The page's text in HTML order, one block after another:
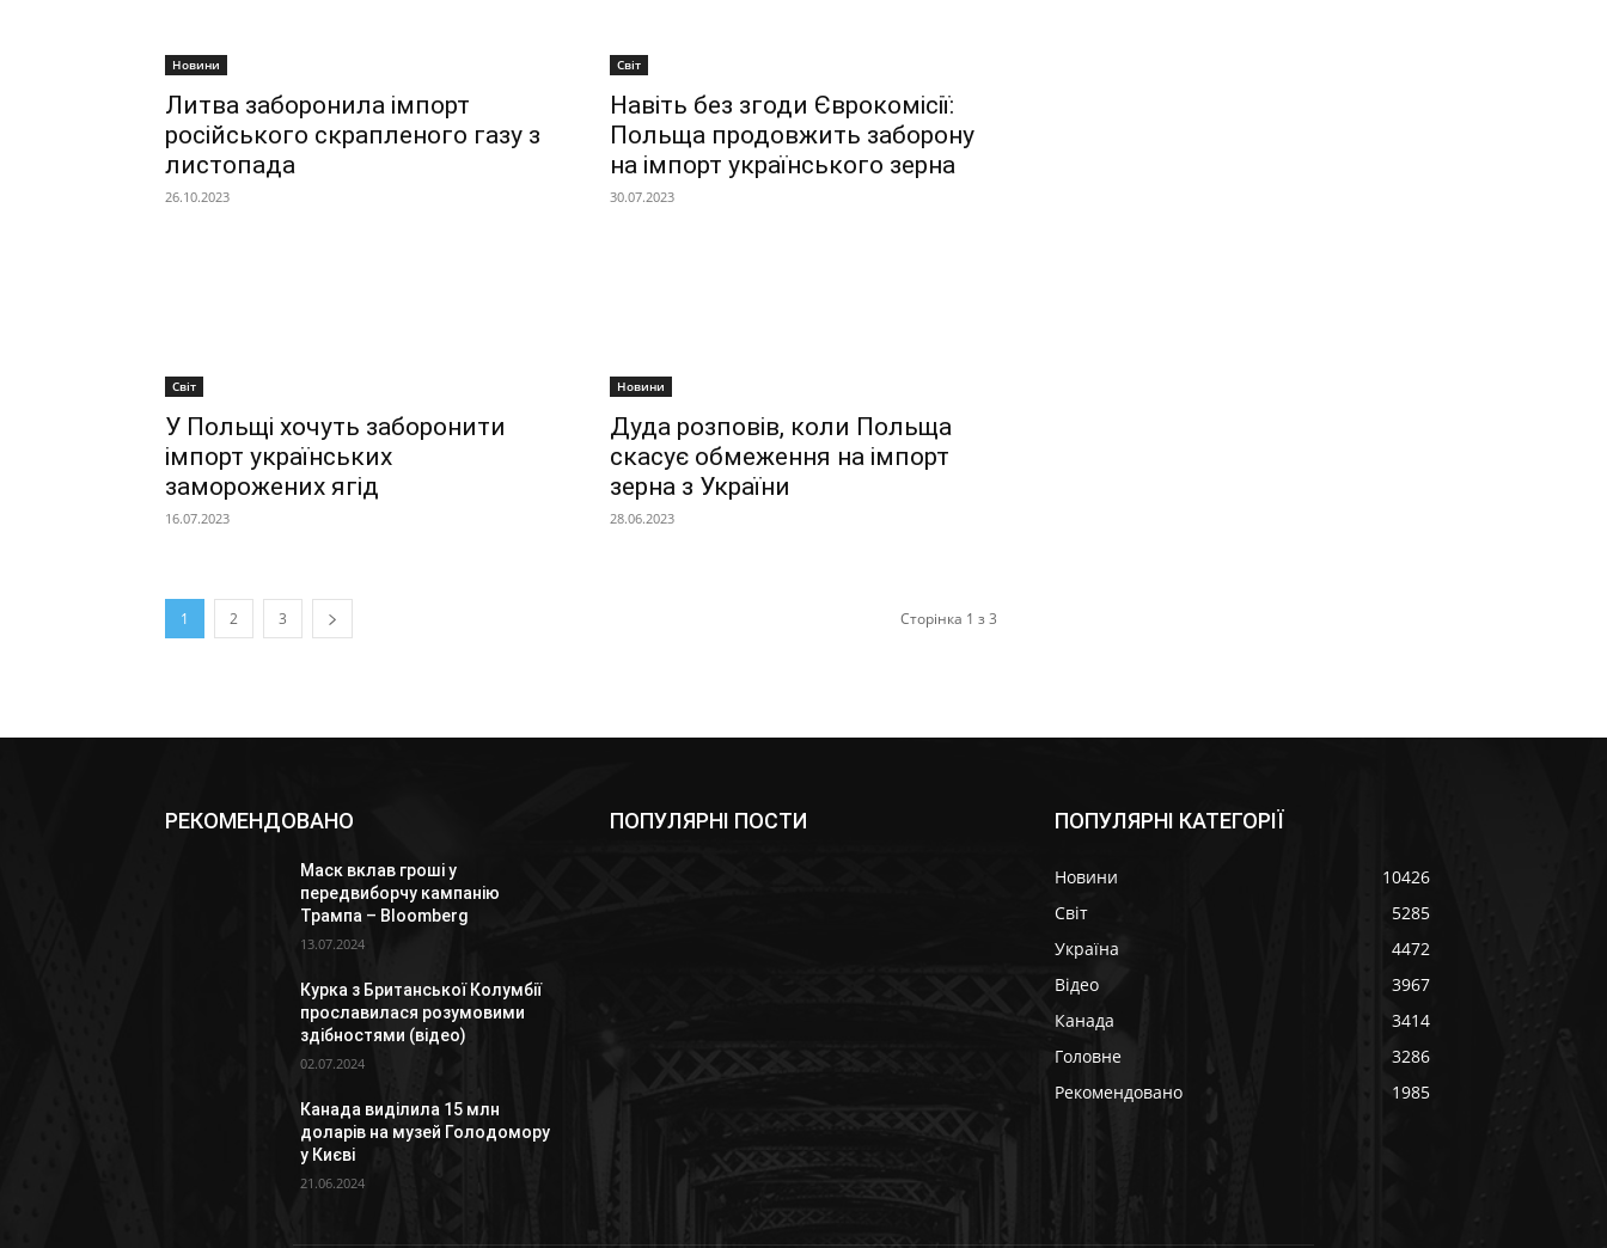
Новини
Литва заборонила імпорт
російського скрапленого газу з
листопада
26.10.2023
Світ
Навіть без згоди Єврокомісії:
Польща продовжить заборону
на імпорт українського зерна
30.07.2023
Світ
У Польщі хочуть заборонити
імпорт українських
заморожених ягід
16.07.2023
Новини
Дуда розповів, коли Польща
скасує обмеження на імпорт
зерна з України
28.06.2023
1 2 3 Сторінка 1 з 3
РЕКОМЕНДОВАНО
Маск вклав гроші у
передвиборчу кампанію
Трампа – Bloomberg
13.07.2024
Курка з Британської Колумбії
прославилася розумовими
здібностями (відео)
02.07.2024
Канада виділила 15 млн
доларів на музей Голодомору
у Києві
21.06.2024
ПОПУЛЯРНІ ПОСТИ ПОПУЛЯРНІ КАТЕГОРІЇ
Новини
10426
Світ
5285
Україна
4472
Відео
3967
Канада
3414
Головне
3286
Рекомендовано
1985